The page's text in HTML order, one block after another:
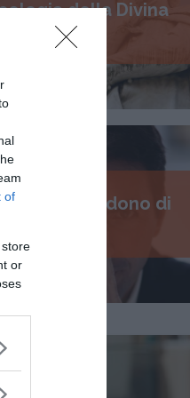
of
or
della Divina
del perdono di